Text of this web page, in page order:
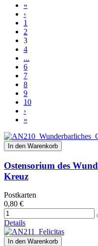
«
‹
1
2
3
4
...
6
7
8
9
10
›
»
In den Warenkorb
Ostensorium des
Kreuz
Postkarten
0,80 €
Details
In den Warenkorb